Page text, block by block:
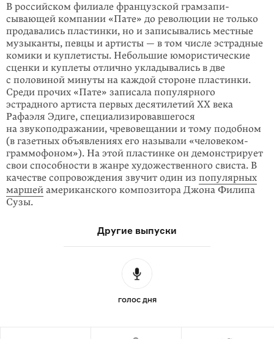
В российском филиале французской грамзапи­
сывающей компании «Пате» до революции не только
продавались пластинки, но и записывались местные
музыканты, певцы и артисты — в том числе эстрадные
комики и куплетисты. Небольшие юмористические
сценки и куплеты отлично укладывались в две
с половиной минуты на каждой стороне пластинки.
Среди прочих «Пате» записала популярного
эстрадного артиста первых десятилетий ХХ века
Рафаэля Эдиге, специализировав­шегося
на звукоподражании, чревовещании и тому подобном
(в газетных объявлениях его называли «человеком-
граммофоном»). На этой пластинке он демонстрирует
свои способности в жанре художествен­ного свиста. В
качестве сопровождения звучит один из популярных
маршей американского композитора Джона Филипа
Сузы.
Другие выпуски
ГОЛОС ДНЯ